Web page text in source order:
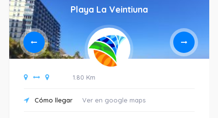
Playa La Veintiuna
1.80 Km
Cómo llegar Ver en google maps